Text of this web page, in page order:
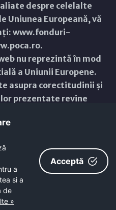
despre celelalte
Uniunea Europeană, vă
www.fonduri-
.
nu reprezintă în mod
a Uniunii Europene.
asupra corectitudinii și
prezentate revine
a
si a
de
»
Acceptă